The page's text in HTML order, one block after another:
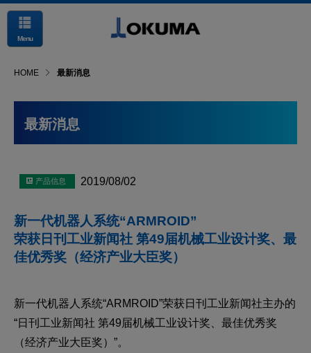
Menu
HOME 最新消息
最新消息
2019/08/02
新一代机器人系统“ARMROID”
荣获日刊工业新闻社 第49届机械工业设计奖、最
佳优秀奖（经济产业大臣奖）
新一代机器人系统“ARMROID”荣获日刊工业新闻社主办的
“日刊工业新闻社 第49届机械工业设计奖、最佳优秀奖
（经济产业大臣奖）”。